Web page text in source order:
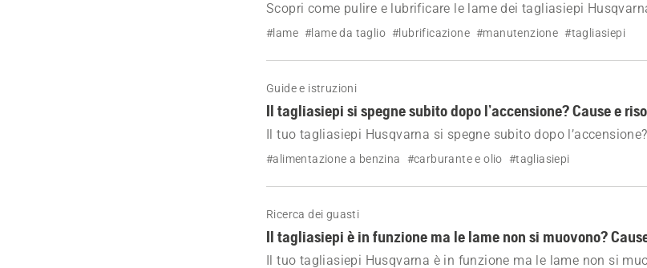
Scopri come pulire e lubrificare le lame dei tagliasiepi
le prestazioni di taglio, previeni la ruggine e mantieni il tuo
#lame #lame da taglio #lubrificazione #manutenzione #tagliasiepi
Guide e istruzioni
Il tagliasiepi si spegne subito dopo l’accensione? Cause e
Il tuo tagliasiepi Husqvarna si spegne subito dopo
comuni e le risoluzioni più semplici: carburante, filtro dell'aria,
#alimentazione a benzina #carburante e olio #tagliasiepi
Ricerca dei guasti
Il tagliasiepi è in funzione ma le lame non si muovono?
Il tuo tagliasiepi Husqvarna è in funzione ma le lame non si